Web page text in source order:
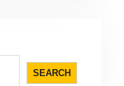
SEARCH